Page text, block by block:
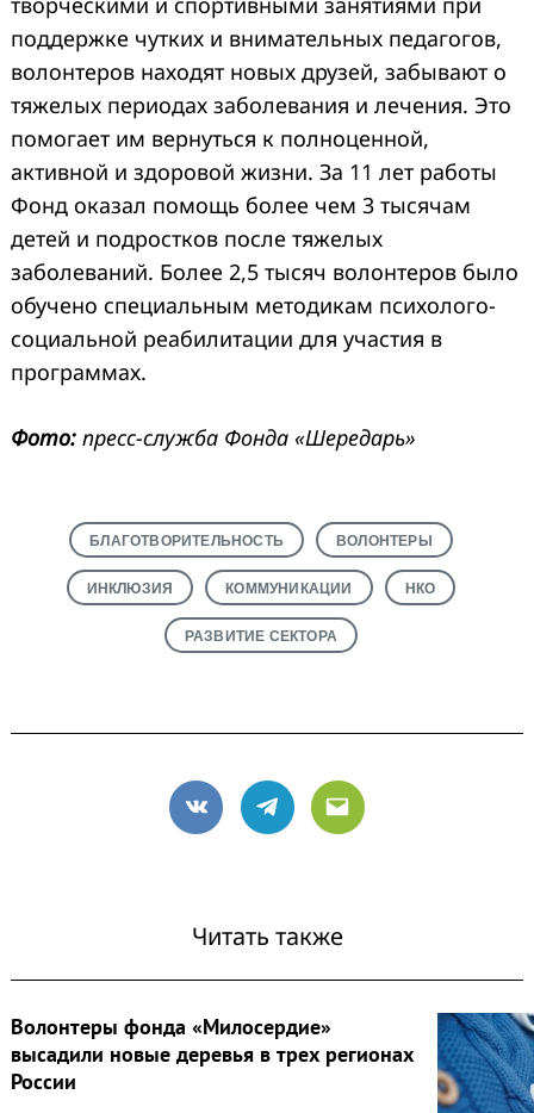
поддержке чутких и внимательных педагогов,
волонтеров находят новых друзей, забывают о
тяжелых периодах заболевания и лечения. Это
помогает им вернуться к полноценной,
активной и здоровой жизни. За 11 лет работы
Фонд оказал помощь более чем 3 тысячам
детей и подростков после тяжелых
заболеваний. Более 2,5 тысяч волонтеров было
обучено специальным методикам психолого-
социальной реабилитации для участия в
программах.
Фото: пресс-служба Фонда «Шередарь»
БЛАГОТВОРИТЕЛЬНОСТЬ ВОЛОНТЕРЫ
ИНКЛЮЗИЯ КОММУНИКАЦИИ НКО
РАЗВИТИЕ СЕКТОРА
VK Telegram
Email
Читать также
Волонтеры фонда «Милосердие»
высадили новые деревья в трех регионах
России